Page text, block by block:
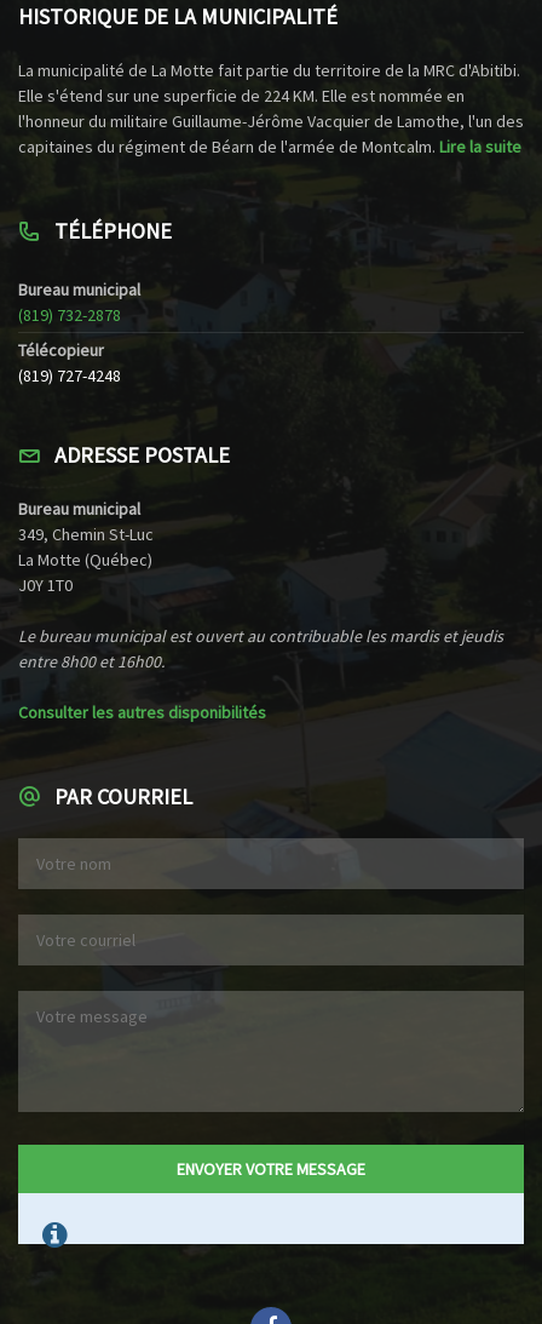
HISTORIQUE DE LA MUNICIPALITÉ
La municipalité de La Motte fait partie du territoire de la MRC d'Abitibi.
Elle s'étend sur une superficie de 224 KM. Elle est nommée en
l'honneur du militaire Guillaume-Jérôme Vacquier de Lamothe, l'un des
capitaines du régiment de Béarn de l'armée de Montcalm. Lire la suite
TÉLÉPHONE
Bureau municipal
(819) 732-2878
Télécopieur
(819) 727-4248
ADRESSE POSTALE
Bureau municipal
349, Chemin St-Luc
La Motte (Québec)
J0Y 1T0
Le bureau municipal est ouvert au contribuable les mardis et jeudis
entre 8h00 et 16h00.
Consulter les autres disponibilités
PAR COURRIEL